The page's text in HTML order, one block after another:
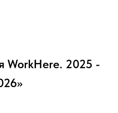
WorkHere. 2025 -